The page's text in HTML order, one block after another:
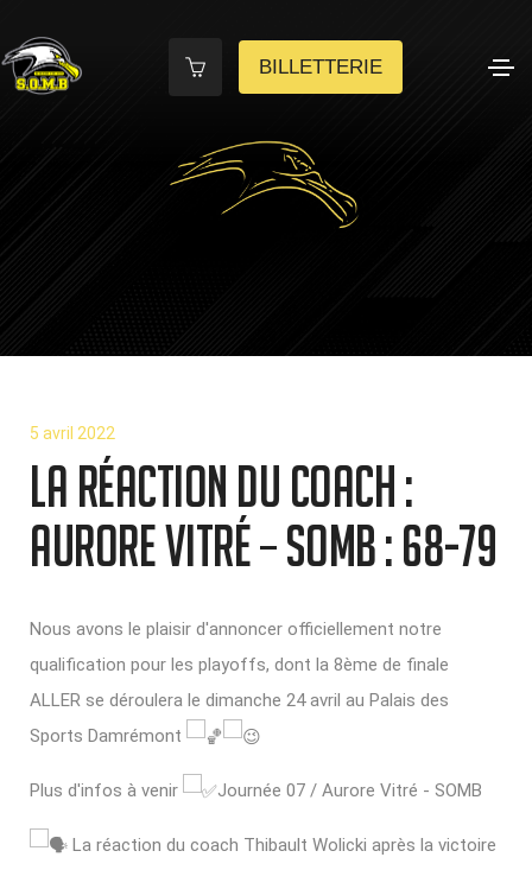
BILLETTERIE
5 avril 2022
La réaction du coach :
AURORE VITRÉ – SOMB : 68-79
Nous avons le plaisir d'annoncer officiellement notre
qualification pour les playoffs, dont la 8ème de finale
ALLER se déroulera le dimanche 24 avril au Palais des
Sports Damrémont
Plus d'infos à venir Journée 07 / Aurore Vitré - SOMB
La réaction du coach Thibault Wolicki après la victoire